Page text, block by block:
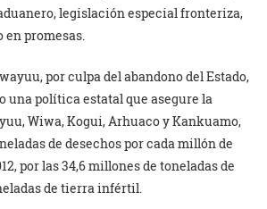
legislación especial fronteriza,
promesas.
por culpa del abandono del Estado,
una política estatal que asegure la
Wiwa, Kogui, Arhuaco y Kankuamo,
de desechos por cada millón de
por las 34,6 millones de toneladas de
de tierra infértil.